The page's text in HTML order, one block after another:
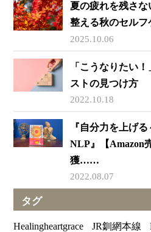
夏の疲れを残さ
整える秋のセルフ
2025.10.06
「こうなりたい
ストの見つけ方
2022.10.18
『自分力を上げ
NLP』【Amazon
獲……
2022.08.07
タグ
Healingheartgrace JR釧網本線